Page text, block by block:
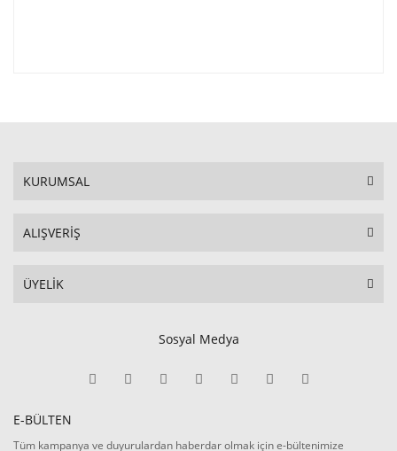
KURUMSAL
ALIŞVERİŞ
ÜYELİK
Sosyal Medya
E-BÜLTEN
Tüm kampanya ve duyurulardan haberdar olmak için e-bültenimize